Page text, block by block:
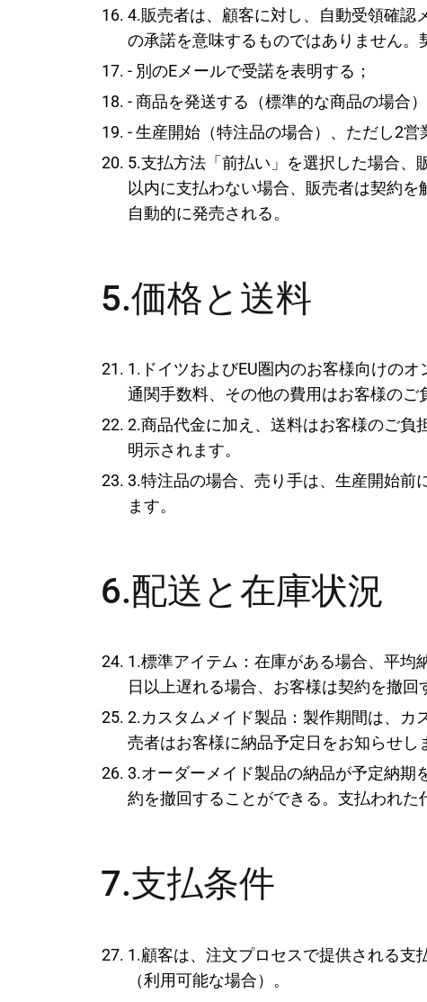
4.販売者は、顧客に対し、自動受領確認
の承諾を意味するものではありません。
- 別のEメールで受諾を表明する；
- 商品を発送する（標準的な商品の場合）
- 生産開始（特注品の場合）、ただし2営
5.支払方法「前払い」を選択した場合、
以内に支払わない場合、販売者は契約
自動的に発売される。
5.価格と送料
1.ドイツおよびEU圏内のお客様向けの
通関手数料、その他の費用はお客様のご
2.商品代金に加え、送料はお客様のご負
明示されます。
3.特注品の場合、売り手は、生産開始前
ます。
6.配送と在庫状況
1.標準アイテム：在庫がある場合、平均
日以上遅れる場合、お客様は契約を撤回
2.カスタムメイド製品：製作期間は、カ
売者はお客様に納品予定日をお知らせし
3.オーダーメイド製品の納品が予定納期
約を撤回することができる。支払われた
7.支払条件
1.顧客は、注文プロセスで提供される支
（利用可能な場合）。